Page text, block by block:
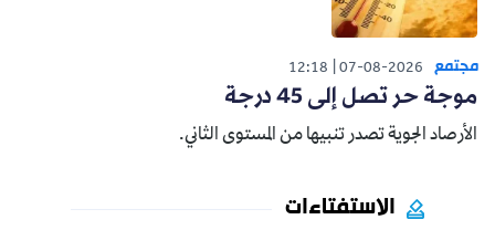
مجتمع 07-08-2026
12:18
موجة حر تصل إلى 45 درجة
الأرصاد الجوية تصدر تنبيها من المستوى الثاني.
الاستفتاءات